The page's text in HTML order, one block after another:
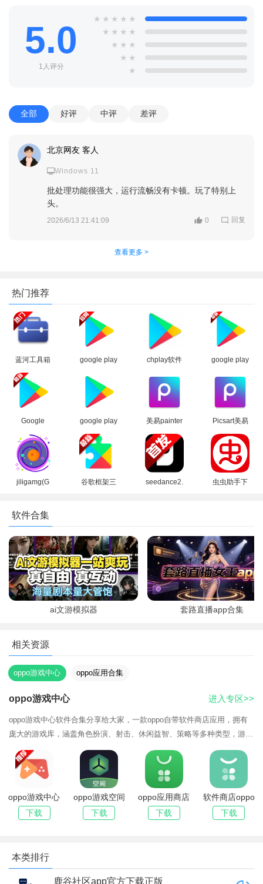
2、点击上方的账号登录，进行账户的登录。
3、点击实名认证。
5.0
1人评分
★ ★ ★ ★ ★
★ ★ ★ ★
★ ★ ★
★ ★
★
全部 好评 中评 差评
北京网友 客人
Windows 11
批处理功能很强大，运行流畅没有卡顿。玩了特别上
头。
2026/6/13 21:41:09 0 回复
查看更多 >
热门推荐
蓝河工具箱
官方下载
2026最新版
google play
方版
chplay软件
apk(Google
Play 商店)
google play
方安卓版
Google
Play 谷歌商
店paypal下
载最新安卓
版
google play
商店应用
app最新版
本2026
美易painter
软件下载官
方正版
(Picsart)
Picsart美易
正版下载免
费版中文版
jiligamg(G
版2025
谷歌框架三
ay服务）
seedance2.
虫虫助手下
软件合集
ai文游模拟器 套路直播app合集
相关资源
oppo游戏中心 oppo应用合集
oppo游戏中心
oppo游戏中心软件合集分享给大家，一款oppo自带软件商店应用，拥有
庞大的游戏库，涵盖角色扮演、射击、休闲益智、策略等多种类型，游戏
数量超过30万款。平台对游戏进行了详细分类，玩家可根据类型、热度、
评分等条件筛选和排序，快速找到心仪游戏。还设有专业游戏编辑团队，
根据游戏品质、玩家评价等因素，精心挑选并推荐优质游戏，致力于满足
大家各种的玩机需求，该合集持续更新，欢迎关注收藏！
进入专区>>
oppo游戏中心
官方正版安装
2026
下载
oppo游戏空间
(游戏助手)app
官方手机版
下载
oppo应用商店
app官方版(午夜
软件商店)
下载
软件商店oppo
官方下载最新版
安装
下载
本类排行
鹿谷社区app官方下载正版